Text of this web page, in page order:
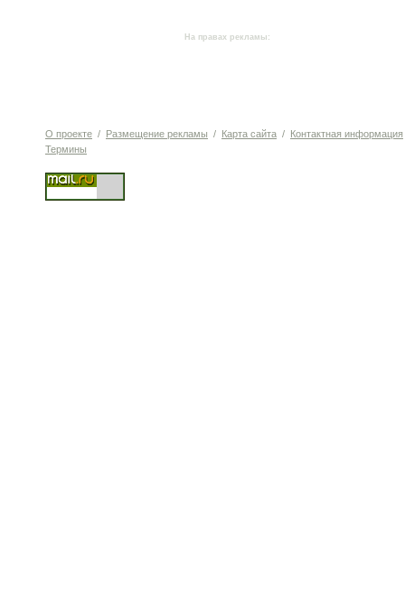
На правах рекламы:
О проекте / Размещение рекламы / Карта сайта / Контактная информация
Термины